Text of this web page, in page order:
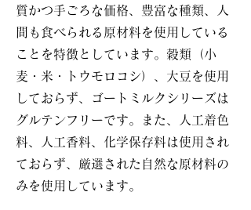
質かつ手ごろな価格、豊富な種類、人
間も食べられる原材料を使用している
ことを特徴としています。穀類（小
麦・米・トウモロコシ）、大豆を使用
しておらず、ゴートミルクシリーズは
グルテンフリーです。また、人工着色
料、人工香料、化学保存料は使用され
ておらず、厳選された自然な原材料の
みを使用しています。